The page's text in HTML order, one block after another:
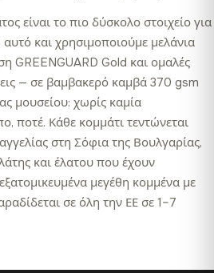
είναι το πιο δύσκολο στοιχείο για
και χρησιμοποιούμε μελάνια
GREENGUARD Gold και ομαλές
— σε βαμβακερό καμβά 370 gsm
μουσείου: χωρίς καμία
ποτέ. Κάθε κομμάτι τεντώνεται
στη Σόφια της Βουλγαρίας,
και έλατου που έχουν
μεγέθη κομμένα με
σε όλη την ΕΕ σε 1–7